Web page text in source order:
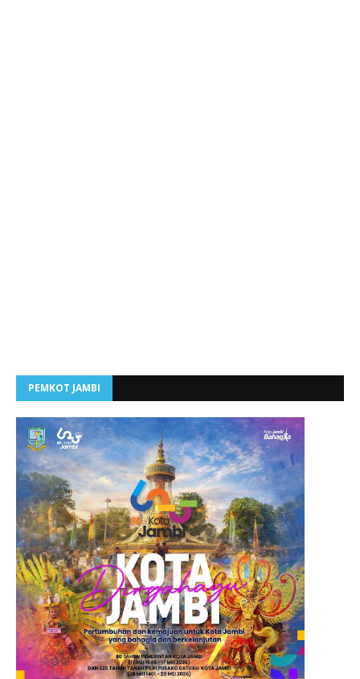
PEMKOT JAMBI